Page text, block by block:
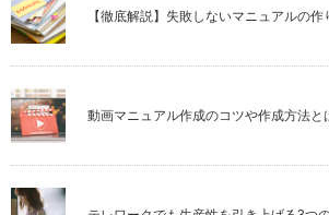
【徹底解説】失敗しないマニュアルの作
動画マニュアル作成のコツや作成方法と